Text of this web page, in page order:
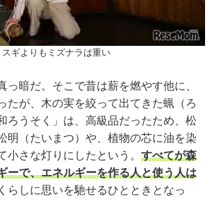
スギよりもミズナラは重い
暗だ。そこで昔は薪を燃やす他に、
たが、木の実を絞って出てきた蝋（ろ
ろうそく」は、高級品だったため、松
明（たいまつ）や、植物の芯に油を染
小さな灯りにしたという。 すべてが森
ーで、エネルギーを作る人と使う人は
らしに思いを馳せるひとときとなっ